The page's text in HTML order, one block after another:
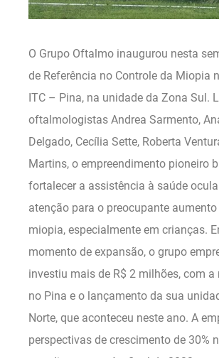
O Grupo Oftalmo inaugurou nesta
de Referência no Controle da Miopia
ITC – Pina, na unidade da Zona Sul.
oftalmologistas Andrea Sarmento,
Delgado, Cecília Sette, Roberta
Martins, o empreendimento pioneiro
fortalecer a assistência à saúde
atenção para o preocupante
miopia, especialmente em crianças.
momento de expansão, o grupo
investiu mais de R$ 2 milhões, com a
no Pina e o lançamento da sua
Norte, que aconteceu neste ano. A
perspectivas de crescimento de 30%